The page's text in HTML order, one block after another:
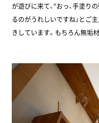
が遊びに来て、“おっ、手塗り
るのがうれしいですね」とご
きしています。もちろん無垢